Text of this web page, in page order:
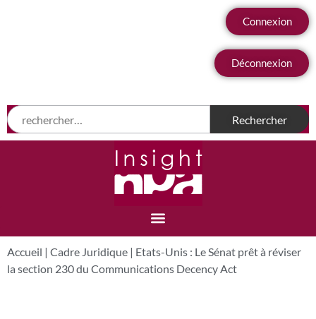
Connexion
Déconnexion
Accueil | Cadre Juridique | Etats-Unis : Le Sénat prêt à réviser
la section 230 du Communications Decency Act